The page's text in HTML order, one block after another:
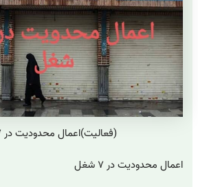
(فعالیت)اعمال محدودیت در ۷ شغل
اعمال محدودیت در ۷ شغل